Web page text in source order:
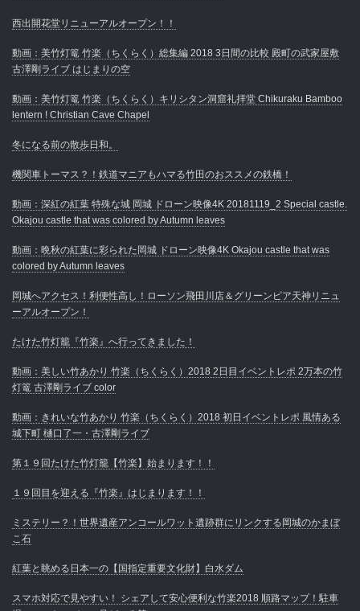
西出開花堂リニューアルオープン！！
動画：美竹灯篭 竹楽（ちくらく）総集編 2018 3日間の比較 殿町の武家屋敷
古澤剛ライブ はじまりの空
動画：美竹灯篭 竹楽（ちくらく）キリシタン洞窟礼拝堂 Chikuraku Bamboo
lentern ! Christian Cave Chapel
冬になる前の散歩日和。
機関車トーマス？！鉄道マニアもハマる竹田のおススメの鉄橋！
動画：深紅の紅葉 特殊な城 岡城 ドローン映像4K 20181119_2 Special castle.
Okajou castle that was colored by Autumn leaves
動画：晩秋の紅葉に彩られた岡城 ドローン映像4K Okajou castle that was
colored by Autumn leaves
岡城へアクセス！利便性高し！ローソン飛田川店＆グリーンピア天神リニュ
ーアルオープン！
たけた竹灯籠『竹楽』へ行ってきました！
動画：美しい竹あかり 竹楽（ちくらく）2018 2日目イベントレポ 2万本の竹
灯篭 古澤剛ライブ color
動画：きれいな竹あかり 竹楽（ちくらく）2018 初日イベントレポ 風情ある
城下町 樋口了一・古澤剛ライブ
第１９回たけた竹灯籠【竹楽】始まります！！
１９回目を迎える『竹楽』はじまります！！
ミステリー？！世界遺産アンコールワット遺跡群にリンクする岡城のかまぼ
こ石
紅葉と眺める日本一の【国指定重要文化財】白水ダム
スマホ対応で見やすい！ シェアして安心便利な竹楽2018 順路マップ！駐車